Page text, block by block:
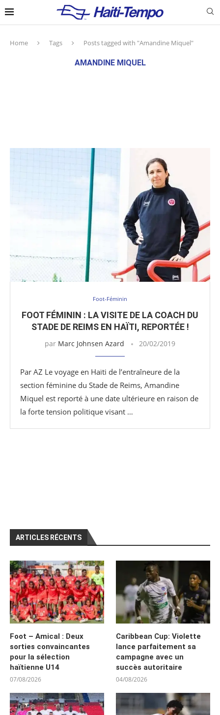
Home Tags Posts tagged with "Amandine Miquel"
AMANDINE MIQUEL
Foot-Féminin
FOOT FÉMININ : LA VISITE DE LA COACH DU
STADE DE REIMS EN HAÏTI, REPORTÉE !
par Marc Johnsen Azard 20/02/2019
Par AZ Le voyage en Haïti de l’entraîneure de la
section féminine du Stade de Reims, Amandine
Miquel est reporté à une date ultérieure en raison de
la forte tension politique visant …
ARTICLES RÉCENTS
Foot – Amical : Deux
sorties convaincantes
pour la sélection
haïtienne U14
07/08/2026
Caribbean Cup: Violette
lance parfaitement sa
campagne avec un
succès autoritaire
04/08/2026